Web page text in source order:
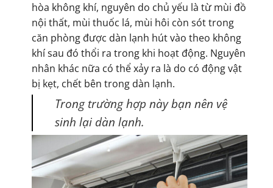
hòa không khí, nguyên do chủ yếu là từ mùi đồ
nội thất, mùi thuốc lá, mùi hôi còn sót trong
căn phòng được dàn lạnh hút vào theo không
khí sau đó thổi ra trong khi hoạt động. Nguyên
nhân khác nữa có thể xảy ra là do có động vật
bị kẹt, chết bên trong dàn lạnh.
Trong trường hợp này bạn nên vệ
sinh lại dàn lạnh.